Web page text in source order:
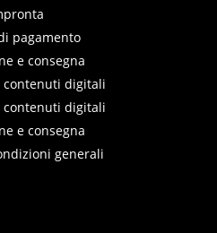
pagamento
e consegna
contenuti digitali
contenuti digitali
e consegna
generali